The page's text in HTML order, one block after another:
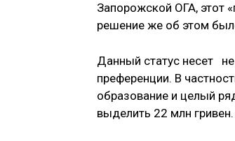
Запорожской ОГА, этот
решение же об этом
Данный статус несет
преференции. В
образование и целый
выделить 22 млн гривен.